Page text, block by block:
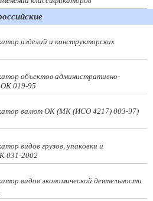
изделий и конструкторских
объектов административно-
ОК 019-95
валют ОК (МК (ИСО 4217) 003-97)
видов грузов, упаковки и
031-2002
видов экономической деятельности